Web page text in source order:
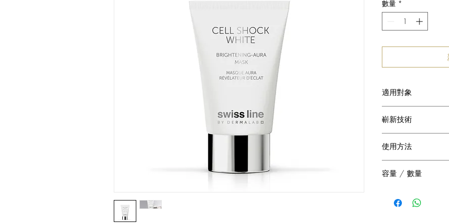
數量 *
適用對象
需要亮白及改善肌
嶄新技術
臨床測試證實可取代
苯二酚能有效抑制皮
二葡糖基棓酸
斑、紅斑及斑點形
使用方法
部，避開眼部四周
靜置10至15分鐘，
容量 / 數量